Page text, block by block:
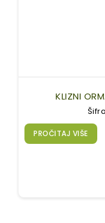
KLIZNI
PROČITAJ VIŠE